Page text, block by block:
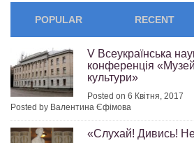
POPULAR RECENT
V Всеукраїнська
конференція
культури»
Posted on 6 Квітня, 2017
Posted by Валентина Єфімова
«Слухай! Дивись!